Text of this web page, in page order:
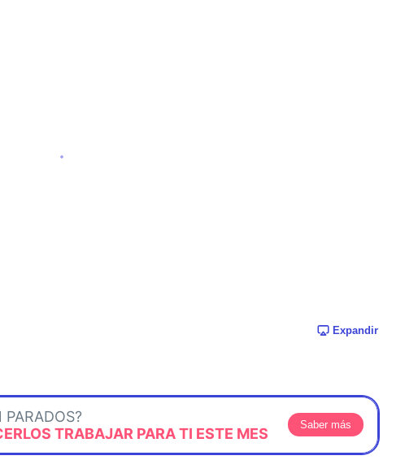
Expandir
PARADOS?
TRABAJAR PARA TI ESTE MES
Saber más